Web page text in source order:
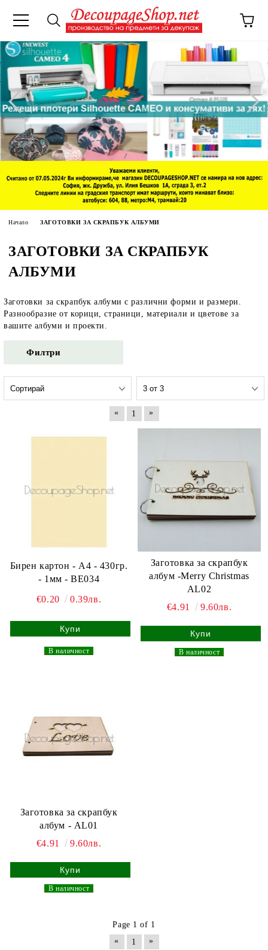
Начало ЗАГОТОВКИ ЗА СКРАПБУК АЛБУМИ
ЗАГОТОВКИ ЗА СКРАПБУК
АЛБУМИ
Заготовки за скрапбук албуми с различни форми и размери.
Разнообразие от корици, страници, материали и цветове за
вашите албуми и проекти.
Филтри
« 1 »
Бирен картон - А4 - 430гр.
- 1мм - BE034
€0.20 0.39лв.
В наличност
Заготовка за скрапбук
албум -Merry Christmas
AL02
€4.91
9.60лв.
В наличност
Заготовка за скрапбук
албум - AL01
€4.91
9.60лв.
В наличност
Page 1 of 1
«
1 »